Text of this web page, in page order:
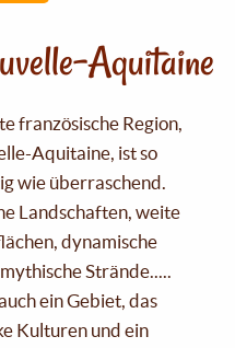
Aquitaine
französische Region,
Aquitaine, ist so
wie überraschend.
Landschaften, weite
dynamische
Strände.....
ein Gebiet, das
Kulturen und ein